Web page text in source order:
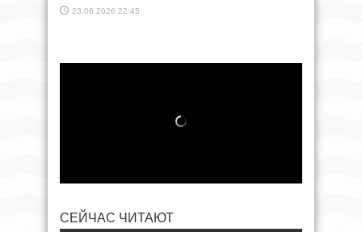
23.06.2026 22:45
СЕЙЧАС ЧИТАЮТ